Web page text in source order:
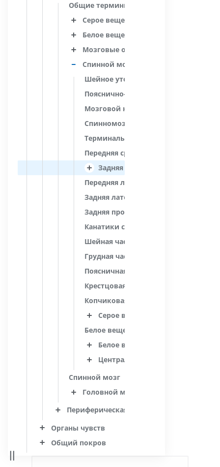
Общие термины
Серое вещество
Белое вещество
Мозговые оболочки
Спинной мозг
Шейное утолщение
Пояснично-крестцовое утолщение
Мозговой конус
Спинномозговая часть
Терминальный желудочек
Передняя срединная щель
Задняя срединная борозда
Передняя латеральная борозда
Задняя латеральная борозда
Задняя промежуточная борозда
Канатики спинного мозга
Шейная часть; шейные сегменты [1-
Грудная часть; грудные сегменты [1-
Поясничная часть; поясничные
Крестцовая часть; крестцовые
Копчиковая часть; копчиковые
Серое вещество
Белое вещество
Белое вещество
Центральные структуры
Спинной мозг
Головной мозг
Периферическая нервная система
Органы чувств
Общий покров